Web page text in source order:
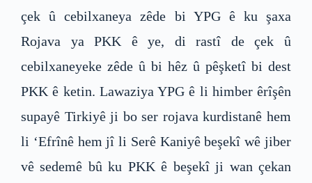
çek û cebilxaneya zêde bi YPG ê ku şaxa
Rojava ya PKK ê ye, di rastî de çek û
cebilxaneyeke zêde û bi hêz û pêşketî bi dest
PKK ê ketin. Lawaziya YPG ê li himber êrîşên
supayê Tirkiyê ji bo ser rojava kurdistanê hem
li ‘Efrînê hem jî li Serê Kaniyê beşekî wê jiber
vê sedemê bû ku PKK ê beşekî ji wan çekan